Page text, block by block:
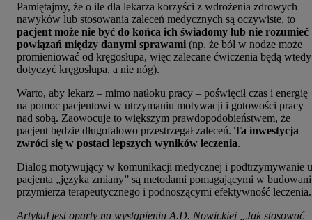
Pamiętajmy, że o ile dla lekarza korzyści z wdrożenia zdrowych
nawyków lub stosowania zaleceń medycznych są oczywiste, to
pacjent może nie być do końca ich świadomy lub nie rozumieć
powiązań między danymi sprawami (np. że ból w nodze może
promieniować od kręgosłupa, więc zalecane ćwiczenia będą wtedy
dotyczyć kręgosłupa, a nie nóg).
Warto, aby lekarz – mimo natłoku pracy – poświęcił czas i energię
na pomoc pacjentowi w utrzymaniu motywacji i gotowości pracy
nad sobą. Zaowocuje to większym prawdopodobieństwem, że
pacjent będzie długofalowo przestrzegał zaleceń. Ta inwestycja
zwróci się w postaci lepszych wyników leczenia.
Dialog motywujący w komunikacji medycznej i podtrzymywanie u
pacjenta „języka zmiany” są metodami pomagającymi w
przymierza terapeutycznego i podnoszącymi efektywność leczenia.
Artykuł jest oparty na wystąpieniu A.D. Nowickiej „Jak stosować